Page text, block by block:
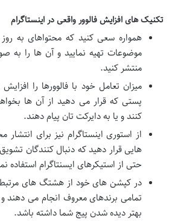
تکنیک های افزایش فالوور واقعی در اینستاگرام
همواره سعی کنید که محتواهای به
موضوعات تهیه نمایید و آن ها را
منتشر کنید.
میزان تعامل خود با فالوورها را
پستی که قرار می دهید از آن ها
کنند و یا به دایرکت تان پیام دهند.
از استوری اینستاگرام نیز برای انتشار
هایی قرار دهید که دنبال کنندگان
حتی از استیکرهای ایسنتاگرام استفاده
در کپشن های خود از هشتگ های مرتبط
تمامی برندهای معروف انجام می دهند و
بهتر دیده شدن پیج شما داشته باشد.